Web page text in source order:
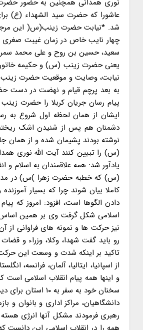
عاشورا که حضرت سید الشهداء (ع)
شد. *نیابت حضرت زینب(س( این مرجع
چهار نایب خاص در زمان غیبت صغری
یعنی حضرت زینب (س) و حکیمه خاتون
نیابت، وصایت و موقعیت حضرت زینب
به بعد پرچم قیام و نهضت در دست
پیام رسان جریان کربلا را حضرت
ایشان از همان لحظه اول شروع به
دشمنان هم پس از شنیدن اشک
نوشته بودند پشیمان شده و از همان
(س) را تبیین کنند آیت الله نوری
یادآور شد: همه علاقمندان به
کاملا بیان شوند چرا که بسیار
دادن الگوها است، افزود: امروز که
اسلامی شکل گرفت وی بر همین اساس
نیز حرکت ها و نمونه های فراوانی
رو باید گفت شهدا، وکلا، وزراء و
تاکید بر اینکه شدت و وسعت این
از اسپانیا، ایتالیا، آلمان،
و اینها همه پیام انقلاب اسلامی
دانشگاهیان، مراکز اداری و بانوان و
رهبری فرمودند مشکل آنها انرژی